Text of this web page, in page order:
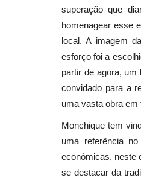
superação que
homenagear esse
local. A imagem
esforço foi a
partir de agora, um
convidado para a
uma vasta obra em
Monchique tem
uma referência
económicas, neste
se destacar da
Lazer